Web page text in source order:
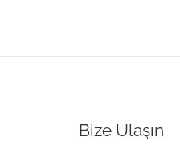
Bize Ulaşın